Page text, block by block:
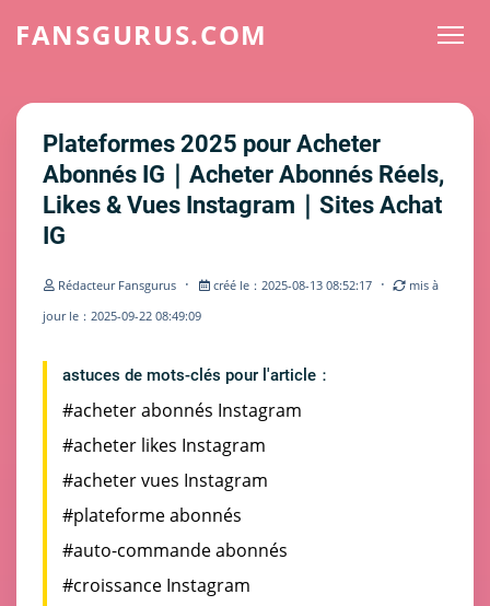
FANSGURUS.COM
Plateformes 2025 pour Acheter
Abonnés IG｜Acheter Abonnés Réels,
Likes & Vues Instagram｜Sites Achat
IG
Rédacteur Fansgurus · créé le：2025-08-13 08:52:17 ·
mis à
jour le：2025-09-22 08:49:09
astuces de mots-clés pour l'article：
#acheter abonnés Instagram
#acheter likes Instagram
#acheter vues Instagram
#plateforme abonnés
#auto-commande abonnés
#croissance Instagram